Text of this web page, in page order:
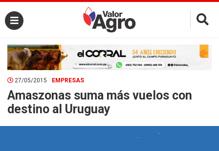
×
27/05/2015 EMPRESAS
Amaszonas suma más vuelos con
destino al Uruguay